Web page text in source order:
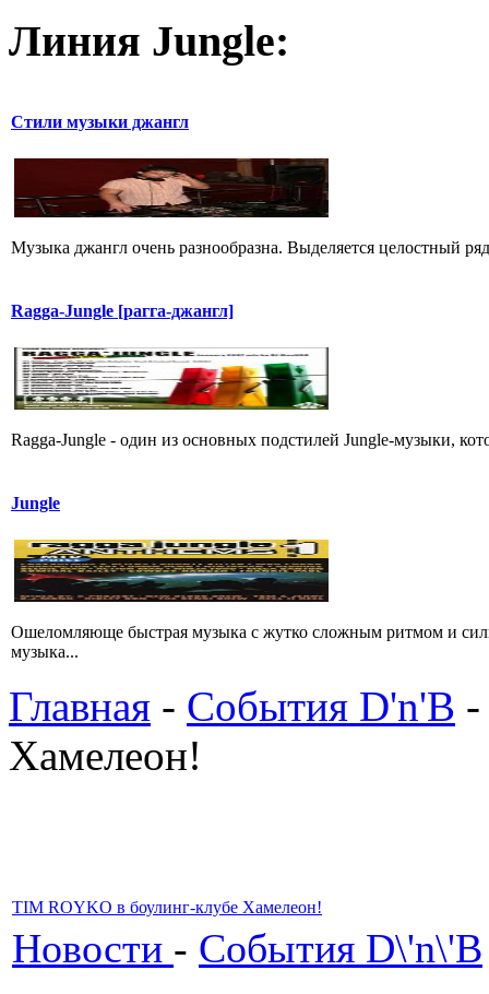
Линия Jungle:
Стили музыки джангл
Музыка джангл очень разнообразна. Выделяется целостный
Ragga-Jungle [рагга-джангл]
Ragga-Jungle - один из основных подстилей Jungle-музыки,
Jungle
Ошеломляюще быстрая музыка с жутко сложным ритмом и
музыка...
Главная - События D'n'B -
Хамелеон!
TIM ROYKO в боулинг-клубе Хамелеон!
Новости - События D\'n\'B